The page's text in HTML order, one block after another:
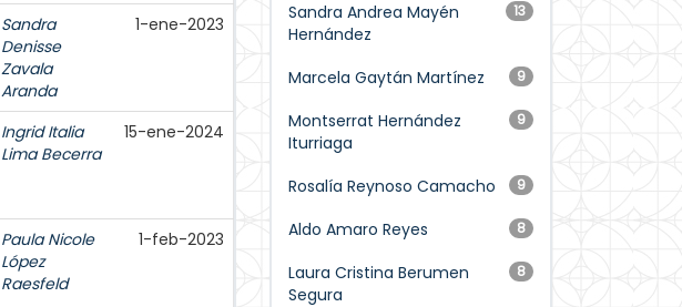
Sandra
Denisse
Zavala
Aranda
1-ene-2023
Ingrid Italia
Lima Becerra
15-ene-2024
Paula Nicole
López
Raesfeld
1-feb-2023
13
Sandra Andrea Mayén
Hernández
9
Marcela Gaytán Martínez
9
Montserrat Hernández
Iturriaga
9
Rosalía Reynoso Camacho
8
Aldo Amaro Reyes
8
Laura Cristina Berumen
Segura